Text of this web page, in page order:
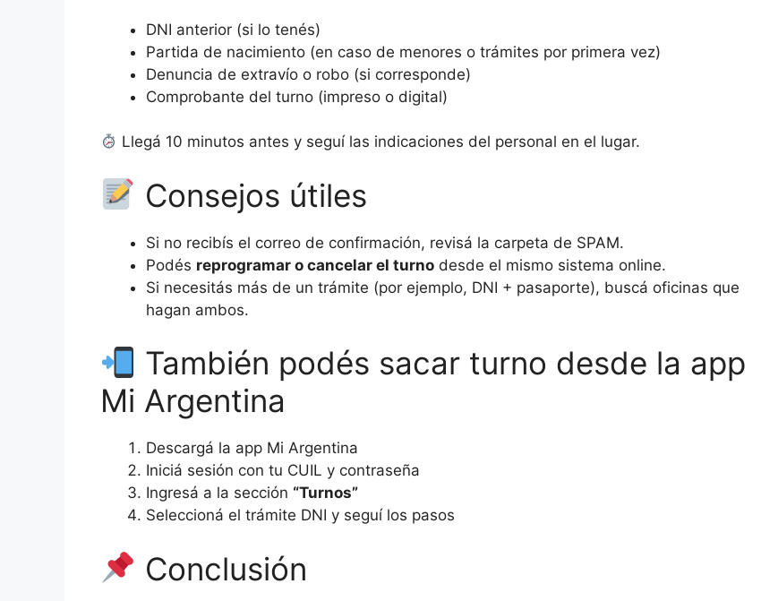
DNI anterior (si lo tenés)
Partida de nacimiento (en caso de menores o trámites por primera vez)
Denuncia de extravío o robo (si corresponde)
Comprobante del turno (impreso o digital)
Llegá 10 minutos antes y seguí las indicaciones del personal en el lugar.
Consejos útiles
Si no recibís el correo de confirmación, revisá la carpeta de SPAM.
Podés reprogramar o cancelar el turno desde el mismo sistema online.
Si necesitás más de un trámite (por ejemplo, DNI + pasaporte), buscá oficinas que
hagan ambos.
También podés sacar turno desde la app
Mi Argentina
Descargá la app Mi Argentina
Iniciá sesión con tu CUIL y contraseña
Ingresá a la sección “Turnos”
Seleccioná el trámite DNI y seguí los pasos
Conclusión